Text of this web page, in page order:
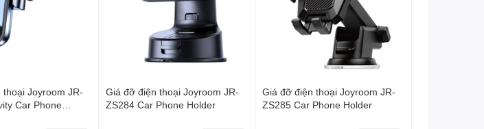
Joyroom JR-
Car Phone
Giá đỡ điện thoại Joyroom JR-
ZS284 Car Phone Holder
Giá đỡ điện thoại Joyroom JR-
ZS285 Car Phone Holder